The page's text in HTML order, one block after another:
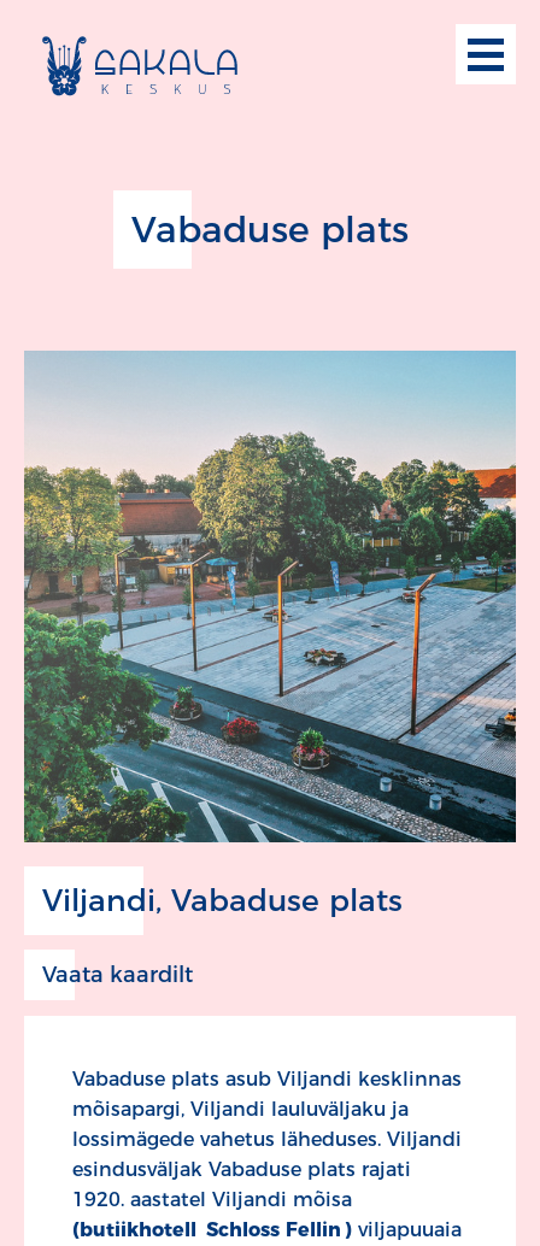
Vabaduse plats
Viljandi, Vabaduse plats
Vaata kaardilt
Vabaduse plats asub Viljandi kesklinnas
mõisapargi, Viljandi lauluväljaku ja
lossimägede vahetus läheduses. Viljandi
esindusväljak Vabaduse plats rajati
1920. aastatel Viljandi mõisa
(butiikhotell Schloss Fellin ) viljapuuaia